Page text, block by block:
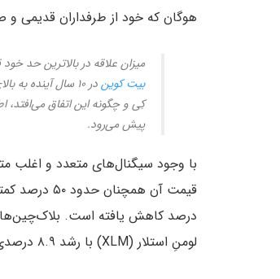
هوگان که خود از طرفداران قدیمی
میزان علاقه در بالاترین حد
بیت کوین
کِی و چگونه این اتفاق می‌افتد،
پیش می‌رود.
با وجود سیگنال‌های متعدد و اغلب
لومنِ استلار (XLM) با رشد ۸.۹ درصدی در سال جاری عملکرد متفاوتی از خود نشان داده است.